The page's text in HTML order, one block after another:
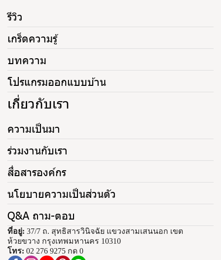
รีวิว
เกร็ดความรู้
บทความ
โปรแกรมออกแบบบ้าน
เกี่ยวกับเรา
ความเป็นมา
ร่วมงานกับเรา
สื่อสารองค์กร
นโยบายความเป็นส่วนตัว
Q&A ถาม-ตอบ
ที่อยู่: 37/7 ถ. สุทธิสารวินิจฉัย แขวงสามเสนนอก เขต
ห้วยขวาง กรุงเทพมหานคร 10310
โทร: 02 276 9275 กด 0